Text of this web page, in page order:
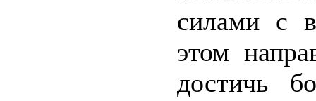
силами с
этом
достичь